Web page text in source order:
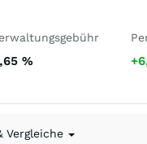
%
Vergleiche